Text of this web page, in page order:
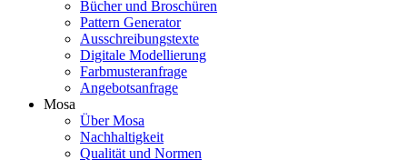
Bücher und Broschüren
Pattern Generator
Ausschreibungstexte
Digitale Modellierung
Farbmusteranfrage
Angebotsanfrage
Mosa
Über Mosa
Nachhaltigkeit
Qualität und Normen